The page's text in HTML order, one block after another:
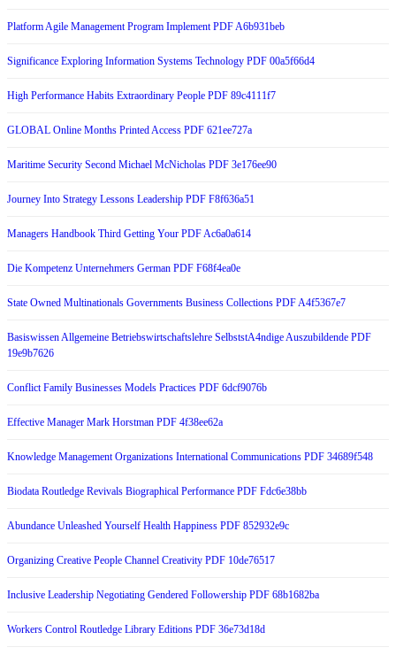
Platform Agile Management Program Implement PDF A6b931beb
Significance Exploring Information Systems Technology PDF 00a5f66d4
High Performance Habits Extraordinary People PDF 89c4111f7
GLOBAL Online Months Printed Access PDF 621ee727a
Maritime Security Second Michael McNicholas PDF 3e176ee90
Journey Into Strategy Lessons Leadership PDF F8f636a51
Managers Handbook Third Getting Your PDF Ac6a0a614
Die Kompetenz Unternehmers German PDF F68f4ea0e
State Owned Multinationals Governments Business Collections PDF A4f5367e7
Basiswissen Allgemeine Betriebswirtschaftslehre SelbststA4ndige Auszubildende PDF
19e9b7626
Conflict Family Businesses Models Practices PDF 6dcf9076b
Effective Manager Mark Horstman PDF 4f38ee62a
Knowledge Management Organizations International Communications PDF 34689f548
Biodata Routledge Revivals Biographical Performance PDF Fdc6e38bb
Abundance Unleashed Yourself Health Happiness PDF 852932e9c
Organizing Creative People Channel Creativity PDF 10de76517
Inclusive Leadership Negotiating Gendered Followership PDF 68b1682ba
Workers Control Routledge Library Editions PDF 36e73d18d